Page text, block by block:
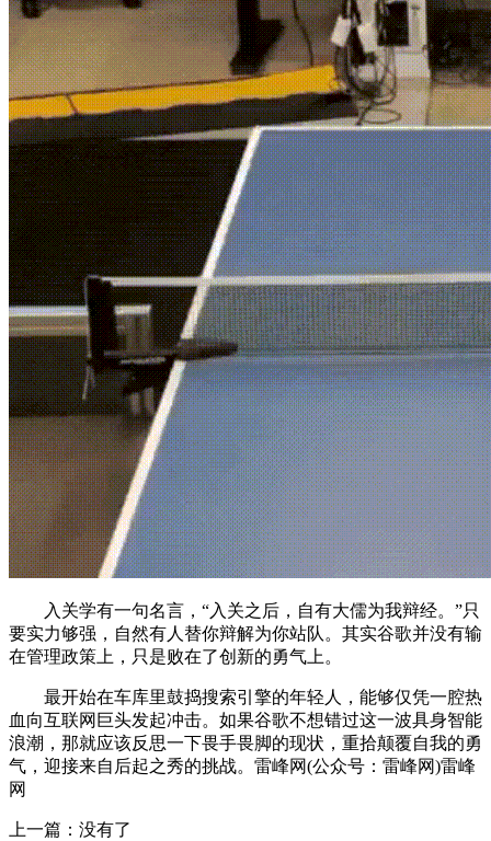
入关学有一句名言，“入关之后，自有大儒为我辩经。”只
要实力够强，自然有人替你辩解为你站队。其实谷歌并没有输
在管理政策上，只是败在了创新的勇气上。
最开始在车库里鼓捣搜索引擎的年轻人，能够仅凭一腔热
血向互联网巨头发起冲击。如果谷歌不想错过这一波具身智能
浪潮，那就应该反思一下畏手畏脚的现状，重拾颠覆自我的勇
气，迎接来自后起之秀的挑战。雷峰网(公众号：雷峰网)雷峰
网
上一篇：没有了